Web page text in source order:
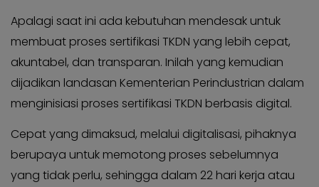
Apalagi saat ini ada kebutuhan mendesak untuk
membuat proses sertifikasi TKDN yang lebih cepat,
akuntabel, dan transparan. Inilah yang kemudian
dijadikan landasan Kementerian Perindustrian dalam
menginisiasi proses sertifikasi TKDN berbasis digital.
Cepat yang dimaksud, melalui digitalisasi, pihaknya
berupaya untuk memotong proses sebelumnya
yang tidak perlu, sehingga dalam 22 hari kerja atau